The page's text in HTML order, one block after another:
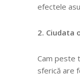
efectele
2. Ciudata
Cam peste
sferică are